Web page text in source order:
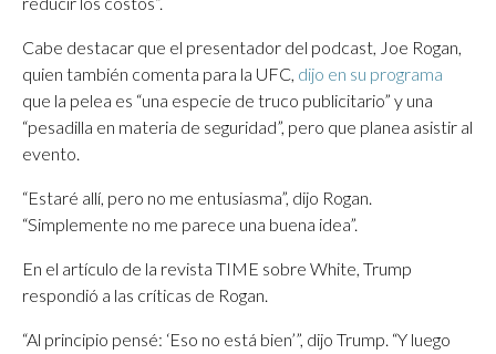
Cabe destacar que el presentador del podcast, Joe Rogan,
quien también comenta para la UFC, dijo en su programa
que la pelea es “una especie de truco publicitario” y una
“pesadilla en materia de seguridad”, pero que planea asistir al
evento.
“Estaré allí, pero no me entusiasma”, dijo Rogan.
“Simplemente no me parece una buena idea”.
En el artículo de la revista TIME sobre White, Trump
respondió a las críticas de Rogan.
“Al principio pensé: ‘Eso no está bien’”, dijo Trump. “Y luego